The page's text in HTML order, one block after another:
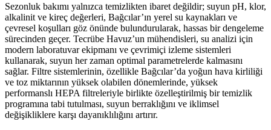
Sezonluk bakımı yalnızca temizlikten ibaret değildir; suyun pH, klor,
alkalinit ve kireç değerleri, Bağcılar’ın yerel su kaynakları ve
çevresel koşulları göz önünde bulundurularak, hassas bir dengeleme
sürecinden geçer. Tecrübe Havuz’un mühendisleri, su analizi için
modern laboratuvar ekipmanı ve çevrimiçi izleme sistemleri
kullanarak, suyun her zaman optimal parametrelerde kalmasını
sağlar. Filtre sistemlerinin, özellikle Bağcılar’da yoğun hava kirliliği
ve toz miktarının yüksek olabilen dönemlerinde, yüksek
performanslı HEPA filtreleriyle birlikte özelleştirilmiş bir temizlik
programına tabi tutulması, suyun berraklığını ve iklimsel
değişikliklere karşı dayanıklılığını artırır.